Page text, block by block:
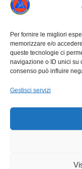
Per fornire le migliori
memorizzare e/o
queste tecnologie ci
navigazione o ID unici su
consenso può influire
Gestisci servizi
Lorem ipsum
elit. Suspendisse
augue lobortis
Pellentesque
erat turpis
mauris libero
eget nibh.